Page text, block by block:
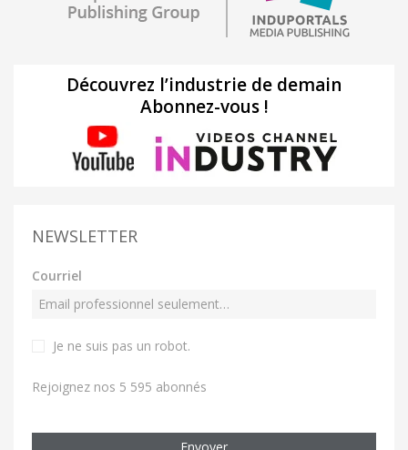
Découvrez l’industrie de demain
Abonnez-vous !
NEWSLETTER
Courriel
Je ne suis pas un robot.
Rejoignez nos 5 595 abonnés